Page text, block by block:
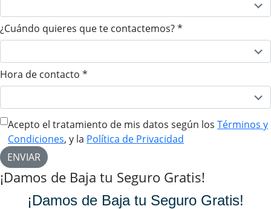
¿Cuándo quieres que te contactemos?*
Hora de contacto *
Acepto el tratamiento de mis datos según los Términos y
Condiciones, y la Política de Privacidad
ENVIAR
¡Damos de Baja tu Seguro Gratis!
¡Damos de Baja tu Seguro Gratis!